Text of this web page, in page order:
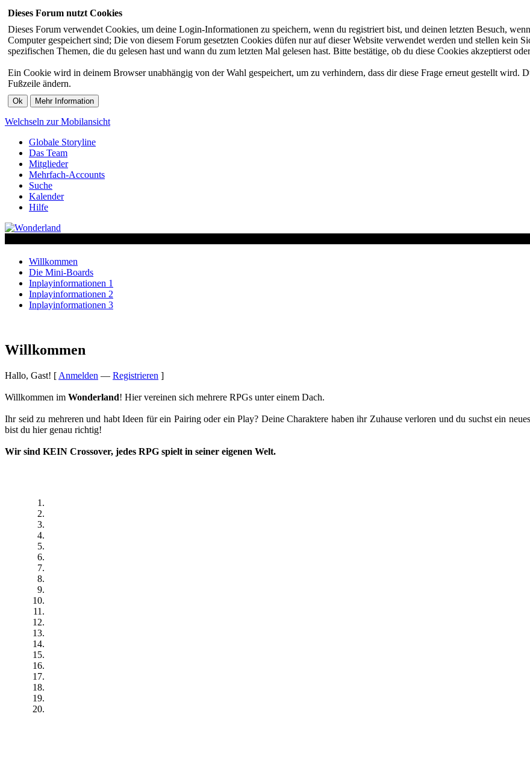
Dieses Forum nutzt Cookies
Dieses Forum verwendet Cookies, um deine Login-Informationen zu speichern, wenn du registriert bist, und deinen letzten Besuch,
Computer gespeichert sind; Die von diesem Forum gesetzten Cookies düfen nur auf dieser Website verwendet werden und stellen kein
spezifischen Themen, die du gelesen hast und wann du zum letzten Mal gelesen hast. Bitte bestätige, ob du diese Cookies akzeptierst
Ein Cookie wird in deinem Browser unabhängig von der Wahl gespeichert, um zu verhindern, dass dir diese Frage erneut gestellt wird.
Fußzeile ändern.
Welchseln zur Mobilansicht
Globale Storyline
Das Team
Mitglieder
Mehrfach-Accounts
Suche
Kalender
Hilfe
Willkommen
Die Mini-Boards
Inplayinformationen 1
Inplayinformationen 2
Inplayinformationen 3
Willkommen
Hallo, Gast! [ Anmelden — Registrieren ]
Willkommen im Wonderland! Hier vereinen sich mehrere RPGs unter einem Dach.
Ihr seid zu mehreren und habt Ideen für ein Pairing oder ein Play? Deine Charaktere haben ihr Zuhause verloren und du suchst ein
bist du hier genau richtig!
Wir sind KEIN Crossover, jedes RPG spielt in seiner eigenen Welt.